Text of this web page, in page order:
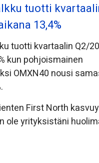
tuotti
13,4%
tuotti kvartaalin Q2/
kun pohjoismainen
OMXN40 nousi
First North
ole yrityksistäni